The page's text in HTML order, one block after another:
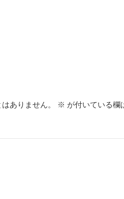
ありません。 ※ が付いている欄